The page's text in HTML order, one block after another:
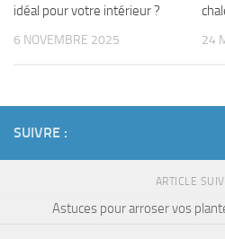
idéal pour votre intérieur ?
6 NOVEMBRE 2025 24
SUIVRE :
ARTICLE
Astuces pour arroser vos